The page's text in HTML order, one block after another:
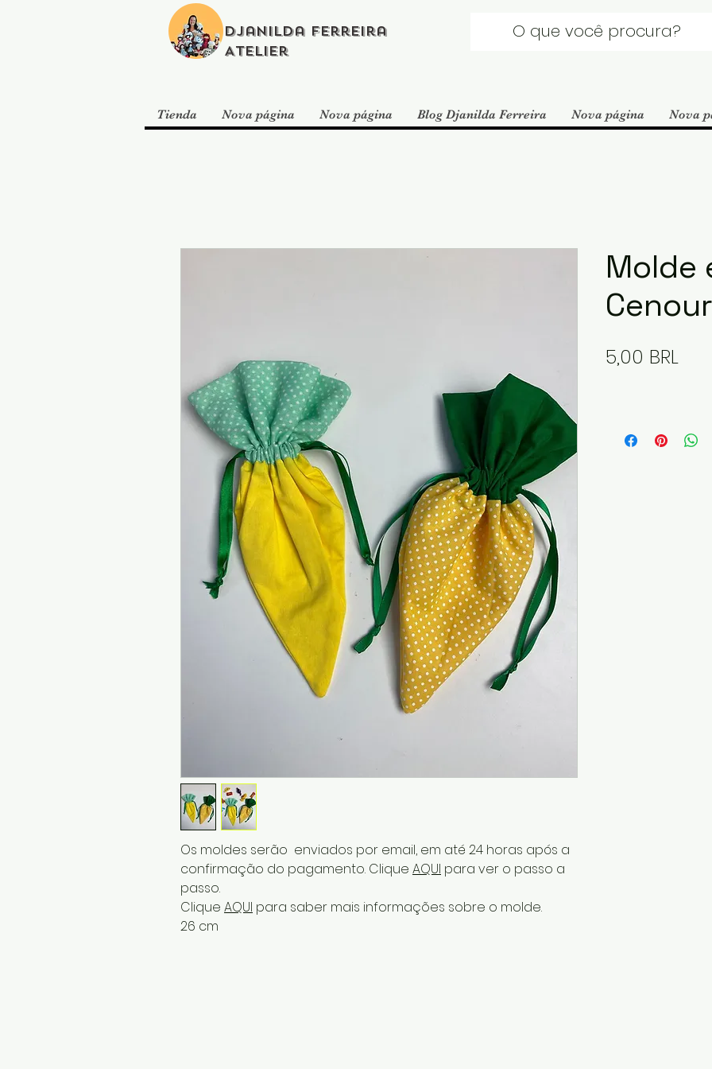
Djanilda Ferreira
Atelier
Tienda Nova página Nova página Blog Djanilda Ferreira Nova página Nova
Os moldes serão enviados por email, em até 24 horas após a
confirmação do pagamento. Clique AQUI para ver o passo a
passo.
Clique AQUI para saber mais informações sobre o molde.
26 cm
Molde
5,00 BRL